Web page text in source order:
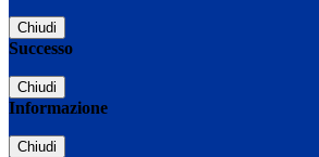
Chiudi
Successo
Chiudi
Informazione
Chiudi